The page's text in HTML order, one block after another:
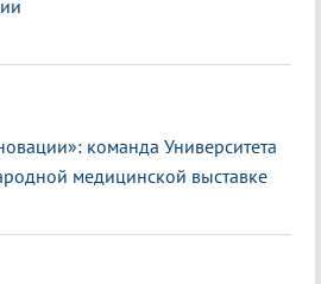
команда Университета
медицинской выставке